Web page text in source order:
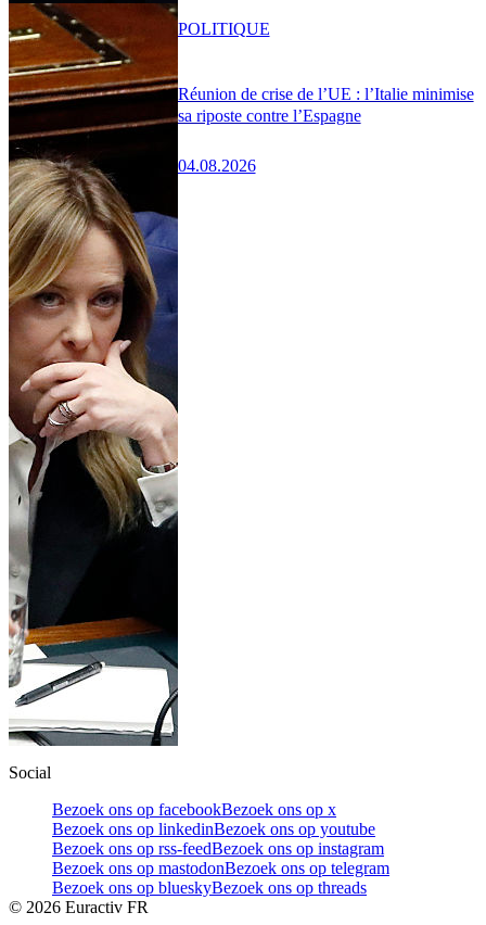
Réunion de crise de l’UE : l’Italie minimise
sa riposte contre l’Espagne
04.08.2026
POLITIQUE
Social
Bezoek ons op facebookBezoek ons op x
Bezoek ons op linkedinBezoek ons op youtube
Bezoek ons op rss-feedBezoek ons op instagram
Bezoek ons op mastodonBezoek ons op telegram
Bezoek ons op blueskyBezoek ons op threads
© 2026 Euractiv FR